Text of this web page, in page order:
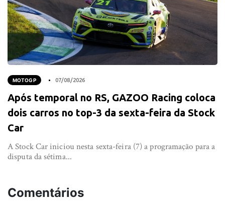
MOTOGP 07/08/2026
Após temporal no RS, GAZOO Racing coloca
dois carros no top-3 da sexta-feira da Stock
Car
A Stock Car iniciou nesta sexta-feira (7) a programação para a
disputa da sétima...
Comentários